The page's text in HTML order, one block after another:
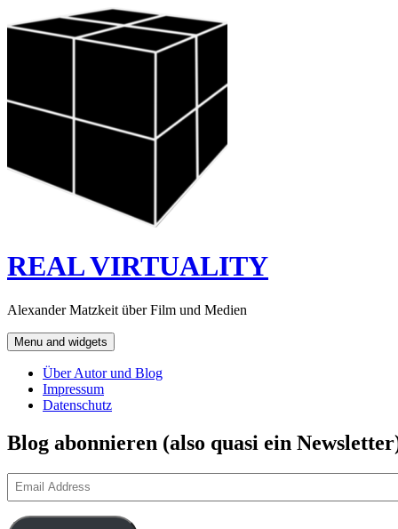
to
REAL VIRTUALITY
Alexander Matzkeit über Film und Medien
Menu and widgets
Über Autor und Blog
Impressum
Datenschutz
Blog abonnieren (also quasi ein
Email
Address